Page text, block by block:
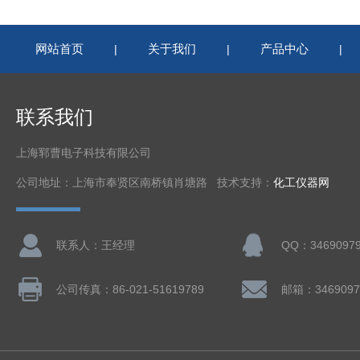
网站首页 | 关于我们 | 产品中心 |
联系我们
上海郓曹电子科技有限公司
公司地址：上海市奉贤区南桥镇肖塘路 技术支持： 化工仪器网
联系人：王经理 QQ：
公司传真：86-021-51619789 邮箱：